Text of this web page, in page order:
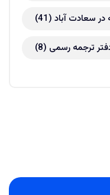
در سعادت آباد (41)
ترجمه رسمی (8)